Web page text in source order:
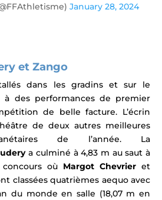
January 28, 2024
et Zango
dans les gradins et sur le
à des performances de premier
de belle facture. L’écrin
de deux autres meilleures
de l’année. La
a culminé à 4,83 m au saut à
où Margot Chevrieret
classées quatrièmes aequo avec
du monde en salle (18,07 m en